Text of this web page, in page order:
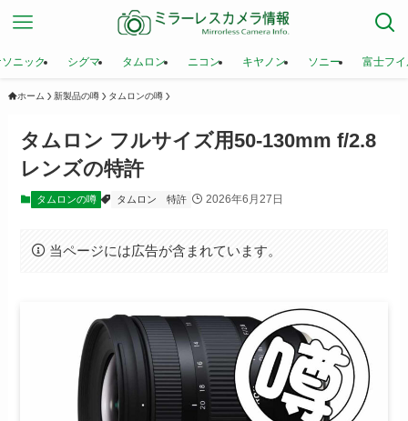
ニック シグマ タムロン ニコン キヤノン ソニー 富士フ
ホーム 新製品の噂 タムロンの噂
タムロン フルサイズ用50-130mm f/2.8
レンズの特許
タムロンの噂 タムロン 特許 2026年6月27日
当ページには広告が含まれています。